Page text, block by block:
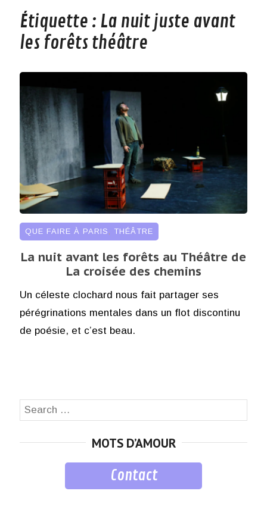
Étiquette : La nuit juste avant
les forêts théâtre
QUE FAIRE À PARIS THÉÂTRE
La nuit avant les forêts au Théâtre de
La croisée des chemins
Un céleste clochard nous fait partager ses
pérégrinations mentales dans un flot discontinu
de poésie, et c’est beau.
Search
MOTS D’AMOUR
Contact